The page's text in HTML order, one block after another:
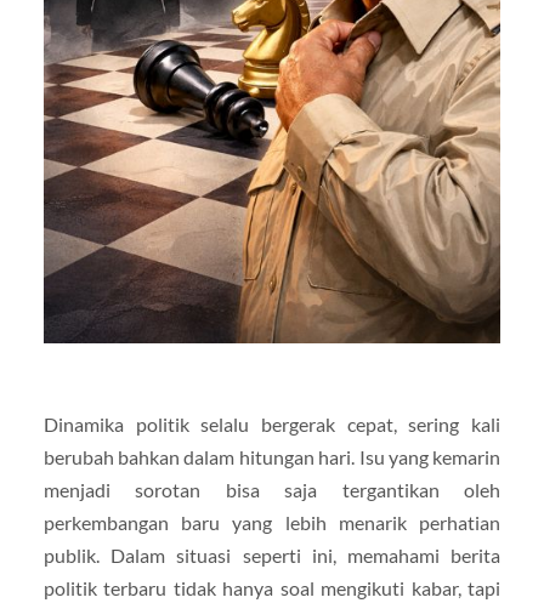
Dinamika politik selalu bergerak cepat, sering kali
berubah bahkan dalam hitungan hari. Isu yang kemarin
menjadi sorotan bisa saja tergantikan oleh
perkembangan baru yang lebih menarik perhatian
publik. Dalam situasi seperti ini, memahami berita
politik terbaru tidak hanya soal mengikuti kabar, tapi